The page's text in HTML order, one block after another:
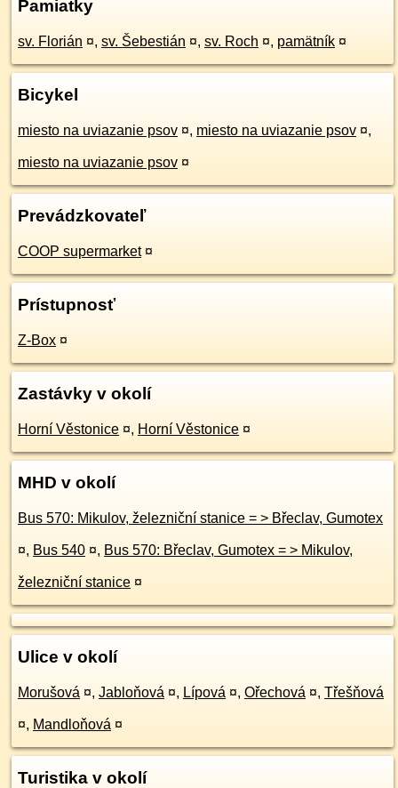
Pamiatky
sv. Florián ¤, sv. Šebestián ¤, sv. Roch ¤, pamätník ¤
Bicykel
miesto na uviazanie psov ¤, miesto na uviazanie psov ¤,
miesto na uviazanie psov ¤
Prevádzkovateľ
COOP supermarket ¤
Prístupnosť
Z-Box ¤
Zastávky v okolí
Horní Věstonice ¤, Horní Věstonice ¤
MHD v okolí
Bus 570: Mikulov, železniční stanice = > Břeclav, Gumotex
¤, Bus 540 ¤, Bus 570: Břeclav, Gumotex = > Mikulov,
železniční stanice ¤
Ulice v okolí
Morušová ¤, Jabloňová ¤, Lípová ¤, Ořechová ¤, Třešňová
¤, Mandloňová ¤
Turistika v okolí